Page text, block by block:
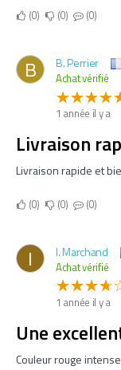
0 0 0
B B. Perrier
Achat vérifié
1 année il y a
Livraison
Livraison rapide et
0 0 0
I I. Marchand
Achat vérifié
1 année il y a
Une
Couleur rouge